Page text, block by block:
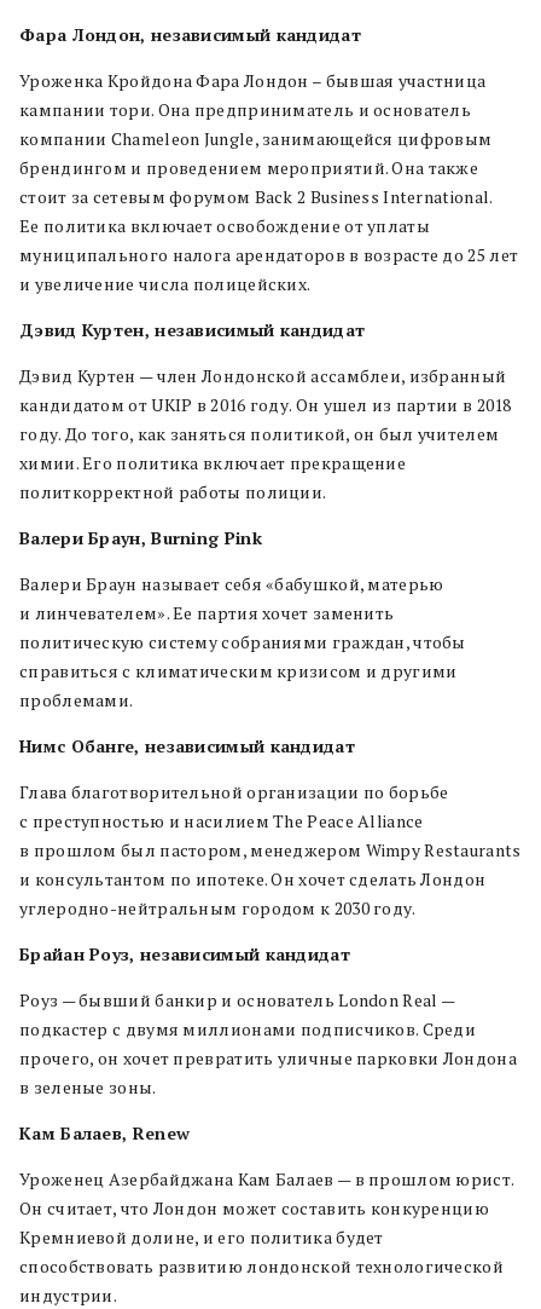
Фара Лондон, независимый кандидат
Уроженка Кройдона Фара Лондон ­– бывшая участница
кампании тори. Она предприниматель и основатель
компании Chameleon Jungle, занимающейся цифровым
брендингом и проведением мероприятий. Она также
стоит за сетевым форумом Back 2 Business International.
Ее политика включает освобождение от уплаты
муниципального налога арендаторов в возрасте до 25 лет
и увеличение числа полицейских.
Дэвид Куртен, независимый кандидат
Дэвид Куртен — член Лондонской ассамблеи, избранный
кандидатом от UKIP в 2016 году. Он ушел из партии в 2018
году. До того, как заняться политикой, он был учителем
химии. Его политика включает прекращение
политкорректной работы полиции.
Валери Браун, Burning Pink
Валери Браун называет себя «бабушкой, матерью
и линчевателем». Ее партия хочет заменить
политическую систему собраниями граждан, чтобы
справиться с климатическим кризисом и другими
проблемами.
Нимс Обанге, независимый кандидат
Глава благотворительной организации по борьбе
с преступностью и насилием The Peace Alliance
в прошлом был пастором, менеджером Wimpy Restaurants
и консультантом по ипотеке. Он хочет сделать Лондон
углеродно-нейтральным городом к 2030 году.
Брайан Роуз, независимый кандидат
Роуз — бывший банкир и основатель London Real —
подкастер с двумя миллионами подписчиков. Среди
прочего, он хочет превратить уличные парковки Лондона
в зеленые зоны.
Кам Балаев, Renew
Уроженец Азербайджана Кам Балаев — в прошлом юрист.
Он считает, что Лондон может составить конкуренцию
Кремниевой долине, и его политика будет
способствовать развитию лондонской технологической
индустрии.